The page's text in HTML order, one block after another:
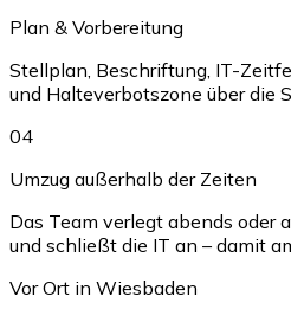
Plan & Vorbereitung
Stellplan, Beschriftung, IT-
und Halteverbotszone über die
04
Umzug außerhalb der Zeiten
Das Team verlegt abends oder
und schließt die IT an – damit
Vor Ort in Wiesbaden